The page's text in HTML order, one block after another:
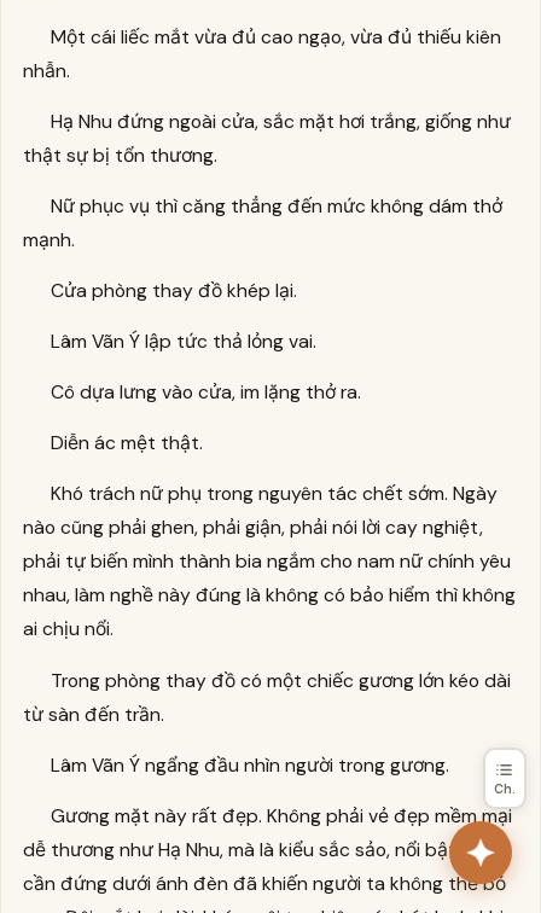
Ch.
Một cái liếc mắt vừa đủ cao ngạo, vừa đủ thiếu kiên
nhẫn.
Hạ Nhu đứng ngoài cửa, sắc mặt hơi trắng, giống như
thật sự bị tổn thương.
Nữ phục vụ thì căng thẳng đến mức không dám thở
mạnh.
Cửa phòng thay đồ khép lại.
Lâm Vãn Ý lập tức thả lỏng vai.
Cô dựa lưng vào cửa, im lặng thở ra.
Diễn ác mệt thật.
Khó trách nữ phụ trong nguyên tác chết sớm. Ngày
nào cũng phải ghen, phải giận, phải nói lời cay nghiệt,
phải tự biến mình thành bia ngắm cho nam nữ chính yêu
nhau, làm nghề này đúng là không có bảo hiểm thì không
ai chịu nổi.
Trong phòng thay đồ có một chiếc gương lớn kéo dài
từ sàn đến trần.
Lâm Vãn Ý ngẩng đầu nhìn người trong gương.
Gương mặt này rất đẹp. Không phải vẻ đẹp mềm mại
dễ thương như Hạ Nhu, mà là kiểu sắc sảo, nổi bật, chỉ
cần đứng dưới ánh đèn đã khiến người ta không thể bỏ